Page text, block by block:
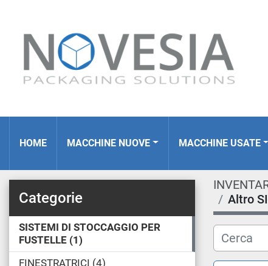
HOME MACCHINE NUOVE MACCHINE USATE
Categorie
SISTEMI DI STOCCAGGIO PER
FUSTELLE 1
FINESTRATRICI 4
Altro